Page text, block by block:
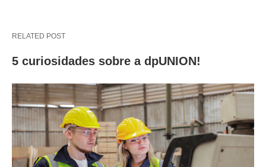
RELATED POST
5 curiosidades sobre a dpUNION!